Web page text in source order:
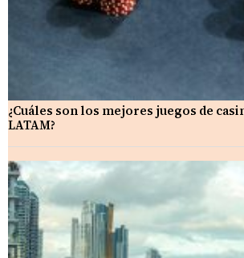
¿Cuáles son los mejores juegos de
LATAM?